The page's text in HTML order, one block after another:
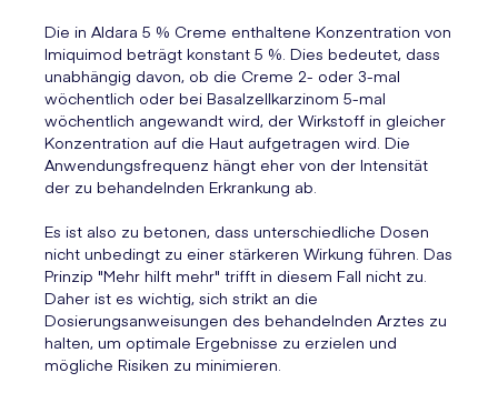
Die in Aldara 5 % Creme enthaltene Konzentration von
Imiquimod beträgt konstant 5 %. Dies bedeutet, dass
unabhängig davon, ob die Creme 2- oder 3-mal
wöchentlich oder bei Basalzellkarzinom 5-mal
wöchentlich angewandt wird, der Wirkstoff in gleicher
Konzentration auf die Haut aufgetragen wird. Die
Anwendungsfrequenz hängt eher von der Intensität
der zu behandelnden Erkrankung ab.
Es ist also zu betonen, dass unterschiedliche Dosen
nicht unbedingt zu einer stärkeren Wirkung führen. Das
Prinzip "Mehr hilft mehr" trifft in diesem Fall nicht zu.
Daher ist es wichtig, sich strikt an die
Dosierungsanweisungen des behandelnden Arztes zu
halten, um optimale Ergebnisse zu erzielen und
mögliche Risiken zu minimieren.